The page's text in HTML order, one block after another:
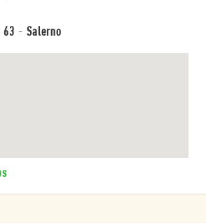
63 - Salerno